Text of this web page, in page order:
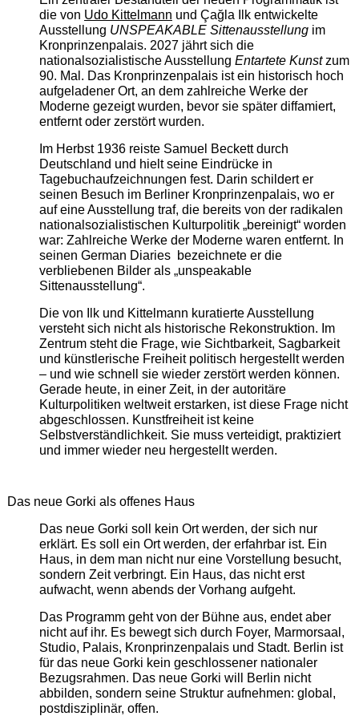
die von Udo Kittelmann und Çağla Ilk entwickelte
Ausstellung UNSPEAKABLE Sittenausstellungim
Kronprinzenpalais. 2027 jährt sich die
nationalsozialistische Ausstellung Entartete Kunstzum
90. Mal. Das Kronprinzenpalais ist ein historisch hoch
aufgeladener Ort, an dem zahlreiche Werke der
Moderne gezeigt wurden, bevor sie später diffamiert,
entfernt oder zerstört wurden.
Im Herbst 1936 reiste Samuel Beckett durch
Deutschland und hielt seine Eindrücke in
Tagebuchaufzeichnungen fest. Darin schildert er
seinen Besuch im Berliner Kronprinzenpalais, wo er
auf eine Ausstellung traf, die bereits von der radikalen
nationalsozialistischen Kulturpolitik „bereinigt“ worden
war: Zahlreiche Werke der Moderne waren entfernt. In
seinen German Diaries bezeichnete er die
verbliebenen Bilder als „unspeakable
Sittenausstellung“.
Die von Ilk und Kittelmann kuratierte Ausstellung
versteht sich nicht als historische Rekonstruktion. Im
Zentrum steht die Frage, wie Sichtbarkeit, Sagbarkeit
und künstlerische Freiheit politisch hergestellt werden
– und wie schnell sie wieder zerstört werden können.
Gerade heute, in einer Zeit, in der autoritäre
Kulturpolitiken weltweit erstarken, ist diese Frage nicht
abgeschlossen. Kunstfreiheit ist keine
Selbstverständlichkeit. Sie muss verteidigt, praktiziert
und immer wieder neu hergestellt werden.
Das neue Gorki als offenes Haus
Das neue Gorki soll kein Ort werden, der sich nur
erklärt. Es soll ein Ort werden, der erfahrbar ist. Ein
Haus, in dem man nicht nur eine Vorstellung besucht,
sondern Zeit verbringt. Ein Haus, das nicht erst
aufwacht, wenn abends der Vorhang aufgeht.
Das Programm geht von der Bühne aus, endet aber
nicht auf ihr. Es bewegt sich durch Foyer, Marmorsaal,
Studio, Palais, Kronprinzenpalais und Stadt. Berlin ist
für das neue Gorki kein geschlossener nationaler
Bezugsrahmen. Das neue Gorki will Berlin nicht
abbilden, sondern seine Struktur aufnehmen: global,
postdisziplinär, offen.